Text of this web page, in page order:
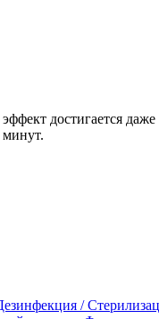
достигается
минут.
/